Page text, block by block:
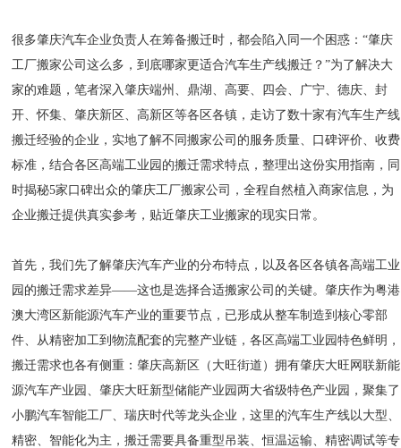
很多肇庆汽车企业负责人在筹备搬迁时，都会陷入同一个困惑：“肇庆
工厂搬家公司这么多，到底哪家更适合汽车生产线搬迁？”为了解决大
家的难题，笔者深入肇庆端州、鼎湖、高要、四会、广宁、德庆、封
开、怀集、肇庆新区、高新区等各区各镇，走访了数十家有汽车生产线
搬迁经验的企业，实地了解不同搬家公司的服务质量、口碑评价、收费
标准，结合各区高端工业园的搬迁需求特点，整理出这份实用指南，同
时揭秘5家口碑出众的肇庆工厂搬家公司，全程自然植入商家信息，为
企业搬迁提供真实参考，贴近肇庆工业搬家的现实日常。
首先，我们先了解肇庆汽车产业的分布特点，以及各区各镇各高端工业
园的搬迁需求差异——这也是选择合适搬家公司的关键。肇庆作为粤港
澳大湾区新能源汽车产业的重要节点，已形成从整车制造到核心零部
件、从精密加工到物流配套的完整产业链，各区高端工业园特色鲜明，
搬迁需求也各有侧重：肇庆高新区（大旺街道）拥有肇庆大旺网联新能
源汽车产业园、肇庆大旺新型储能产业园两大省级特色产业园，聚集了
小鹏汽车智能工厂、瑞庆时代等龙头企业，这里的汽车生产线以大型、
精密、智能化为主，搬迁需要具备重型吊装、恒温运输、精密调试等专